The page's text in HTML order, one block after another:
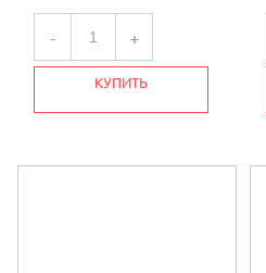
- +
КУПИТЬ